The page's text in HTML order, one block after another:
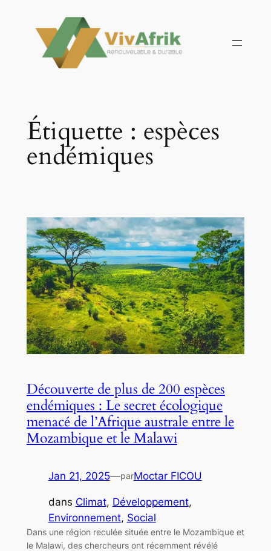
contenu
Étiquette : espèces
endémiques
Découverte de plus de 200 espèces
endémiques : Le secret écologique
menacé de l’Afrique australe entre le
Mozambique et le Malawi
Jan 21, 2025—parMoctar FICOU
dans Climat, Développement
Environnement, Social
Dans une région reculée située entre le Mozambique et
le Malawi, des chercheurs ont récemment révélé